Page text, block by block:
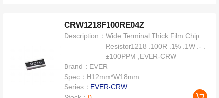
CRW1218F100RE04Z
Description：Wide Terminal Thick Film Chip
Resistor1218 ,100R ,1% ,1W ,- ,
±100PPM ,EVER-CRW
Brand： EVER
Spec： H12mm*W18mm
Series： EVER-CRW